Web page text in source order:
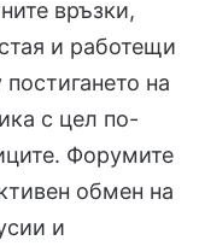
връзки,
и работещи
на
с цел по-
Форумите
обмен на
и